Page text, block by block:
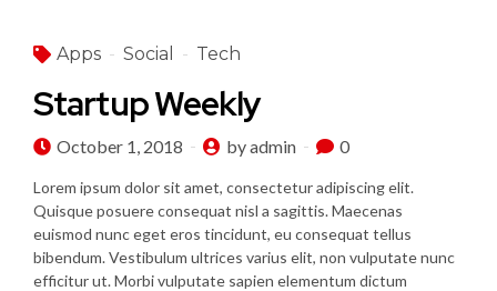
Apps Social Tech
Startup Weekly
October 1, 2018 by admin 0
Lorem ipsum dolor sit amet, consectetur adipiscing elit.
Quisque posuere consequat nisl a sagittis. Maecenas
euismod nunc eget eros tincidunt, eu consequat tellus
bibendum. Vestibulum ultrices varius elit, non vulputate nunc
efficitur ut. Morbi vulputate sapien elementum dictum